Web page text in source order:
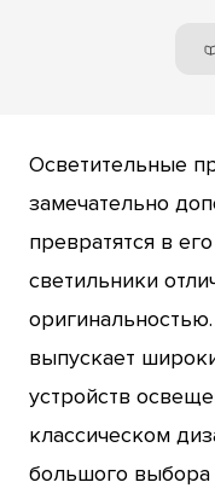
Осветительные
замечательно
превратятся в
светильники
выпускает
устройств
классическом
большого выбора